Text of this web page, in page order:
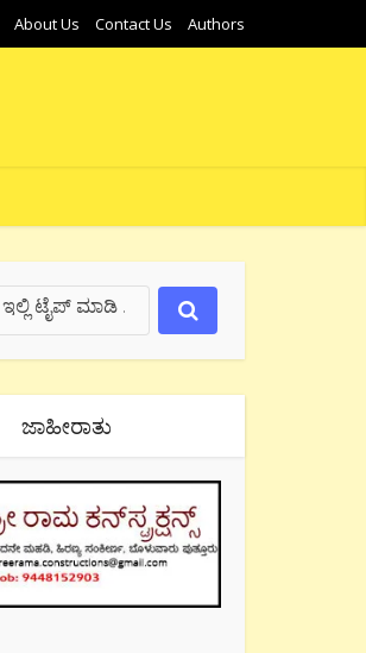
About Us Contact Us Authors
ಜಾಹೀರಾತು